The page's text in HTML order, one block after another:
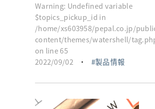
Warning: Undefined variable
$topics_pickup_id in
/home/xs603958/pepal.co.jp/
content/themes/watershell/
on line65
2022/09/02
・ 製品情報